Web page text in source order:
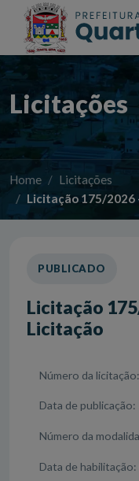
Acessibilidade Início
Licitações
Home
Licitações
Licitação 175/2026
PUBLICADO
Licitação
Licitação
Número da licitação
Data de publicação
Número da
Data de habilitação